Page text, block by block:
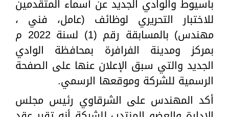
بأسيوط والوادي الجديد عن أسماء المتقدمين
للاختبار التحريري لوظائف (عامل، فني ،
مهندس) بالمسابقة رقم (1) لسنة 2022 م
بمركز ومدينة الفرافرة بمحافظة الوادي
الجديد والتي سبق الإعلان عنها على الصفحة
الرسمية للشركة وموقعها الرسمي.
أكد المهندس على الشرقاوي رئيس مجلس